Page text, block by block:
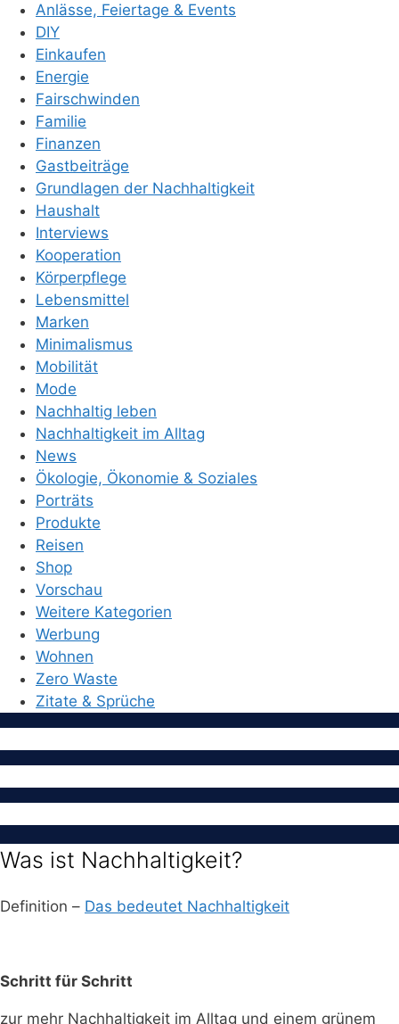
Anlässe, Feiertage & Events
DIY
Einkaufen
Energie
Fairschwinden
Familie
Finanzen
Gastbeiträge
Grundlagen der Nachhaltigkeit
Haushalt
Interviews
Kooperation
Körperpflege
Lebensmittel
Marken
Minimalismus
Mobilität
Mode
Nachhaltig leben
Nachhaltigkeit im Alltag
News
Ökologie, Ökonomie & Soziales
Porträts
Produkte
Reisen
Shop
Vorschau
Weitere Kategorien
Werbung
Wohnen
Zero Waste
Zitate & Sprüche
Was ist Nachhaltigkeit?
Definition – Das bedeutet Nachhaltigkeit
Schritt für Schritt
zur mehr Nachhaltigkeit im Alltag und einem grünem